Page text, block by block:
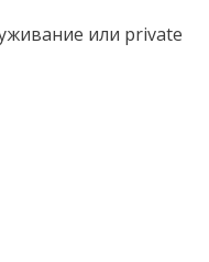
или private